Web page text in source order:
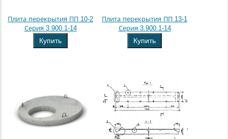
Плита перекрытия ПП 10-2
Серия 3.900.1-14
Купить
Плита перекрытия ПП 13-1
Серия 3.900.1-14
Купить